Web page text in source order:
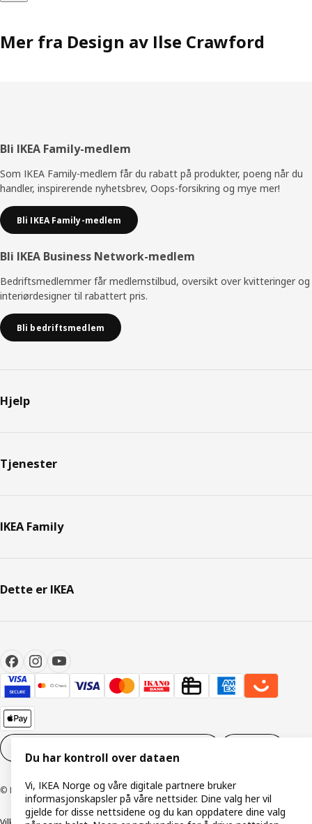
Mer fra Design av Ilse Crawford
Bunntekst
Bli IKEA Family-medlem
Som IKEA Family-medlem får du rabatt på produkter, poeng når du
handler, inspirerende nyhetsbrev, Oops-forsikring og mye mer!
Bli IKEA Family-medlem
Bli IKEA Business Network-medlem
Bedriftsmedlemmer får medlemstilbud, oversikt over kvitteringer og
interiørdesigner til rabattert pris.
Bli bedriftsmedlem
Hjelp
Tjenester
IKEA Family
Dette er IKEA
© Inter IKEA Systems B.V. 1999–2026
Du har kontroll over dataen
Vi, IKEA Norge og våre digitale partnere bruker
informasjonskapsler på våre nettsider. Dine valg her vil
gjelde for disse nettsidene og du kan oppdatere dine valg